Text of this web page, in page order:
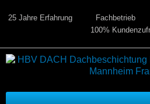
25 Jahre Erfahrung Fachbetrieb
100%